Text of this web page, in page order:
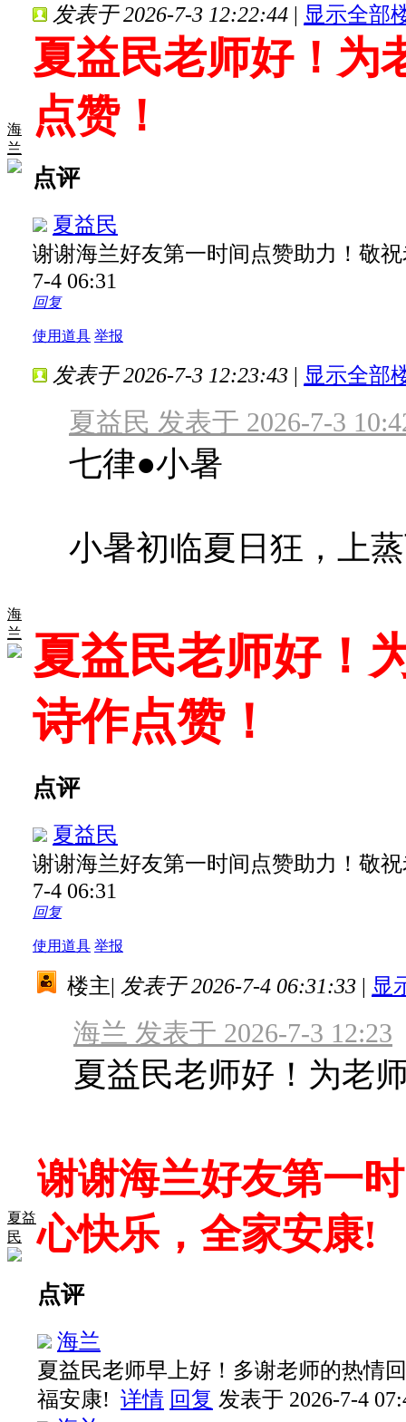
海
兰
发表于 2026-7-3 12:22:44 | 显示全部
夏益民老师好！为
点赞！
点评
夏益民
谢谢海兰好友第一时间点赞助力！敬
7-4 06:31
回复
使用道具 举报
海
兰
发表于 2026-7-3 12:23:43 | 显示全部
夏益民 发表于 2026-7-3
七律●小暑
小暑初临夏日狂，上
夏益民老师好！
诗作点赞！
点评
夏益民
谢谢海兰好友第一时间点赞助力！敬
7-4 06:31
回复
使用道具 举报
夏益
民
楼主| 发表于 2026-7-4 06:31:33 | 显
海兰 发表于 2026-7-3 12:23
夏益民老师好！为老
谢谢海兰好友第一
心快乐，全家安康!
点评
海兰
夏益民老师早上好！多谢老师的热情
福安康! 详情 回复 发表于 2026-7-4